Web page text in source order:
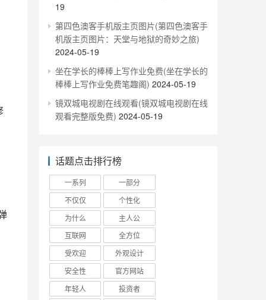
19
第四色澳客手机版主页图片(第四色澳客手
机版主页图片：天堂与地狱的奇妙之旅)
2024-05-19
坐在学长的棒棒上写作业免费(坐在学长的
棒棒上写作业免费笔趣阁) 2024-05-19
镜双城电视剧在线观看(镜双城电视剧在线
观看完整版免费) 2024-05-19
话题点击排行榜
一系列
一部分
不仅仅
个性化
为什么
主人公
互联网
全方位
受欢迎
外观设计
安全性
官方网站
年轻人
投资者